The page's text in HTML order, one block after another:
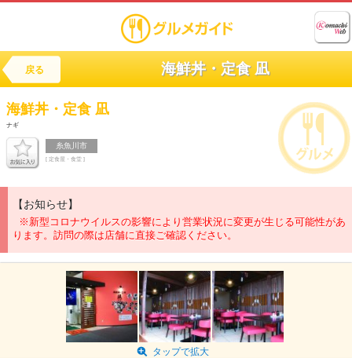
戻る 海鮮丼・定食 凪
海鮮丼・定食 凪
ナギ
糸魚川市
[ 定食屋・食堂 ]
【お知らせ】
※新型コロナウイルスの影響により営業状況に変更が生じる可能性があ
ります。訪問の際は店舗に直接ご確認ください。
タップで拡大